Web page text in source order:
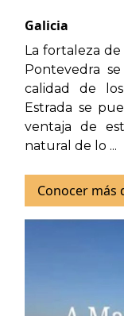
Galicia
La fortaleza
Pontevedra
calidad de
Estrada se
ventaja de
natural de lo ...
Conocer más